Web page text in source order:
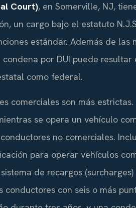
Court), en Somerville, NJ,
un cargo bajo el estatuto
estándar. Además de las
por DUI puede
como federal.
comerciales son más
se opera un vehículo
no comerciales.
para operar vehículos
de recargos
conductores con seis o más